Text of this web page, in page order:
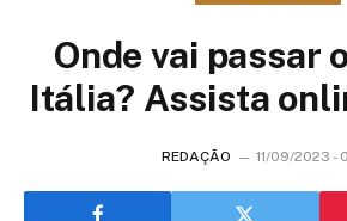
Onde vai passar
Itália? Assista
REDAÇÃO 11/09/2023 -